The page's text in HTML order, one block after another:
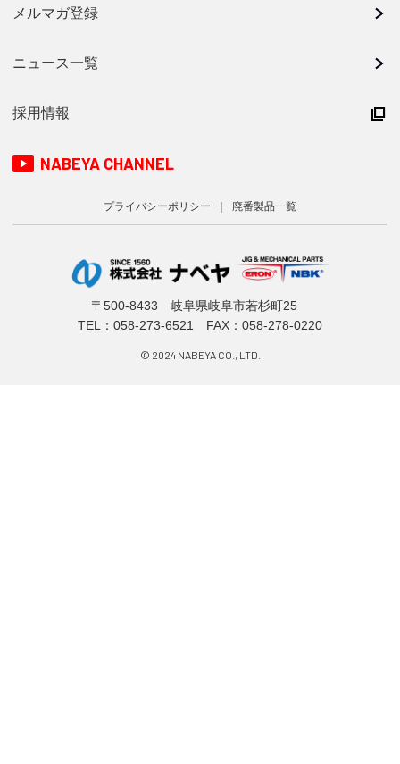
メルマガ登録
ニュース一覧
採用情報
NABEYA CHANNEL
プライバシーポリシー 廃番製品一覧
〒500-8433 岐阜県岐阜市若杉町25
TEL： 058-273-6521 FAX：058-278-0220
© 2024 NABEYA CO., LTD.